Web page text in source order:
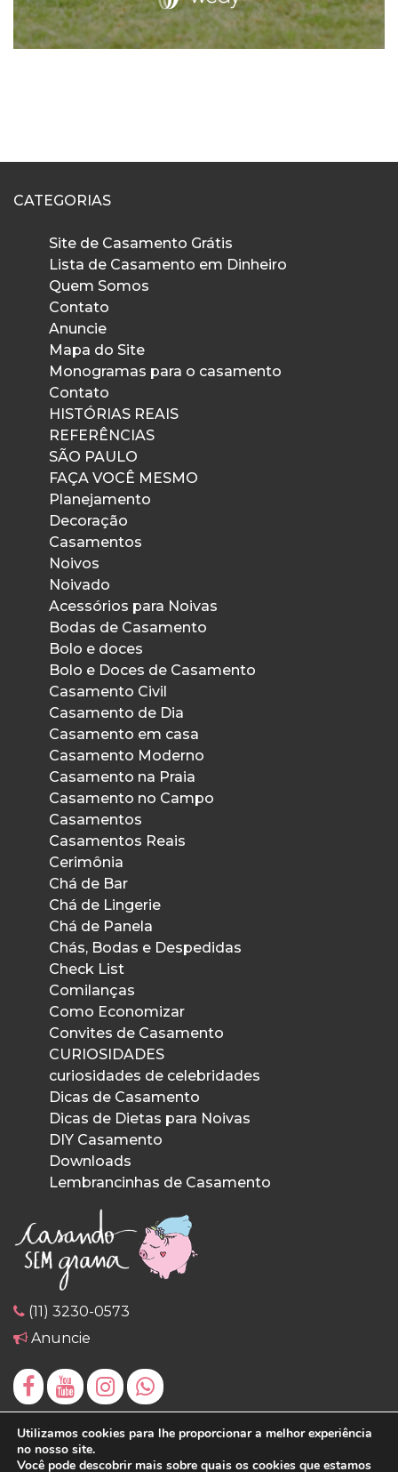
CATEGORIAS
Site de Casamento Grátis
Lista de Casamento em Dinheiro
Quem Somos
Contato
Anuncie
Mapa do Site
Monogramas para o casamento
Contato
HISTÓRIAS REAIS
REFERÊNCIAS
SÃO PAULO
FAÇA VOCÊ MESMO
Planejamento
Decoração
Casamentos
Noivos
Noivado
Acessórios para Noivas
Bodas de Casamento
Bolo e doces
Bolo e Doces de Casamento
Casamento Civil
Casamento de Dia
Casamento em casa
Casamento Moderno
Casamento na Praia
Casamento no Campo
Casamentos
Casamentos Reais
Cerimônia
Chá de Bar
Chá de Lingerie
Chá de Panela
Chás, Bodas e Despedidas
Check List
Comilanças
Como Economizar
Convites de Casamento
CURIOSIDADES
curiosidades de celebridades
Dicas de Casamento
Dicas de Dietas para Noivas
DIY Casamento
Downloads
Lembrancinhas de Casamento
(11) 3230-0573
Anuncie
Utilizamos cookies para lhe proporcionar a melhor experiência
no nosso site.
Você pode descobrir mais sobre quais os cookies que estamos